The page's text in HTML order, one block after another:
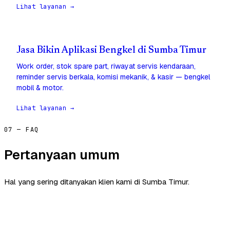
Lihat layanan →
Jasa Bikin Aplikasi Bengkel di Sumba Timur
Work order, stok spare part, riwayat servis kendaraan,
reminder servis berkala, komisi mekanik, & kasir — bengkel
mobil & motor.
Lihat layanan →
07 — FAQ
Pertanyaan umum
Hal yang sering ditanyakan klien kami di Sumba Timur.